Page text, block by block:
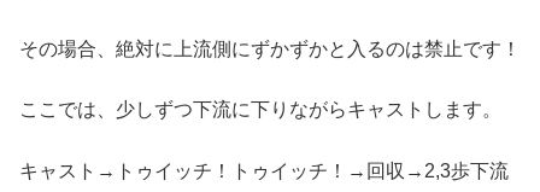
その場合、絶対に上流側にずかずかと入るのは禁止です！
ここでは、少しずつ下流に下りながらキャストします。
キャスト→トゥイッチ！トゥイッチ！→回収→2,3歩下流